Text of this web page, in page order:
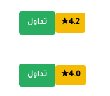
4.2★ تداول
4.0★ تداول